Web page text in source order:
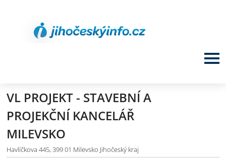
VL PROJEKT - STAVEBNÍ A
PROJEKČNÍ KANCELÁŘ
MILEVSKO
Havlíčkova 445, 399 01 Milevsko Jihočeský kraj